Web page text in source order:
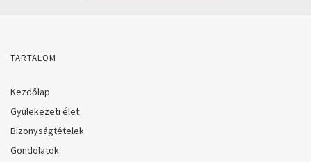
TARTALOM
Kezdőlap
Gyülekezeti élet
Bizonyságtételek
Gondolatok